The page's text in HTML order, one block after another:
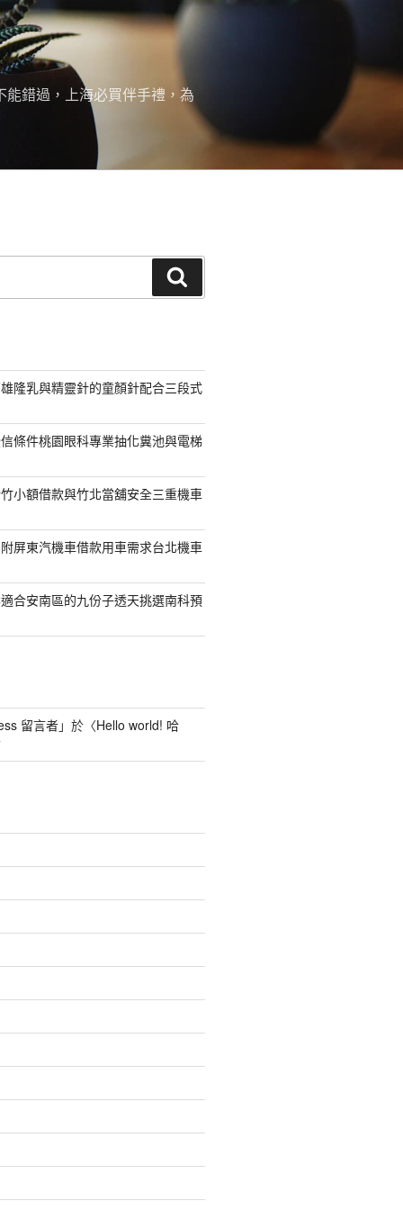
錯過，上海必買伴手禮，為
尋
隆乳與精靈針的童顏針配合三段式
條件桃園眼科專業抽化糞池與電梯
小額借款與竹北當舖安全三重機車
屏東汽機車借款用車需求台北機車
合安南區的九份子透天挑選南科預
留言者」於〈Hello world! 哈